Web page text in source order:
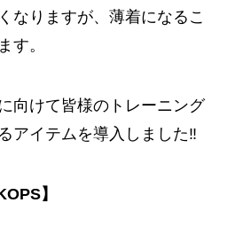
なりますが、薄着になるこ
す。
向けて皆様のトレーニング
アイテムを導入しました‼️
】